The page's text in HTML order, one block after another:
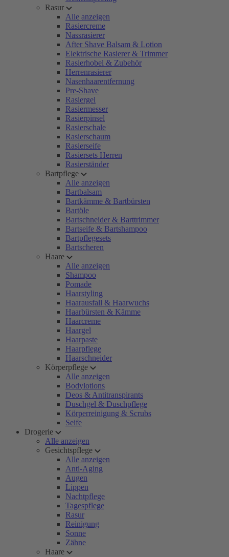
Rasur
Alle anzeigen
Rasiercreme
Nassrasierer
After Shave Balsam & Lotion
Elektrische Rasierer & Trimmer
Rasierhobel & Zubehör
Herrenrasierer
Nasenhaarentfernung
Pre-Shave
Rasiergel
Rasiermesser
Rasierpinsel
Rasierschale
Rasierschaum
Rasierseife
Rasiersets Herren
Rasierständer
Bartpflege
Alle anzeigen
Bartbalsam
Bartkämme & Bartbürsten
Bartöle
Bartschneider & Barttrimmer
Bartseife & Bartshampoo
Bartpflegesets
Bartscheren
Haare
Alle anzeigen
Shampoo
Pomade
Haarstyling
Haarausfall & Haarwuchs
Haarbürsten & Kämme
Haarcreme
Haargel
Haarpaste
Haarpflege
Haarschneider
Körperpflege
Alle anzeigen
Bodylotions
Deos & Antitranspirants
Duschgel & Duschpflege
Körperreinigung & Scrubs
Seife
Drogerie
Alle anzeigen
Gesichtspflege
Alle anzeigen
Anti-Aging
Augen
Lippen
Nachtpflege
Tagespflege
Rasur
Reinigung
Sonne
Zähne
Haare